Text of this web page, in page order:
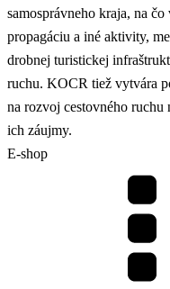
samosprávneho kraja, na
propagáciu a iné aktivity,
drobnej turistickej
ruchu. KOCR tiež vytvára
na rozvoj cestovného
ich záujmy.
E-shop